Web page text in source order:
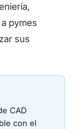
pymes
sus
CAD
con el